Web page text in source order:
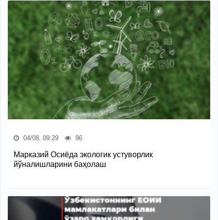
04/08, 09:29 96
Марказий Осиёда экологик устуворлик
йўналишларини баҳолаш